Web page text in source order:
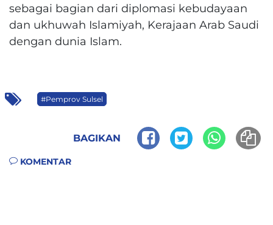
sebagai bagian dari diplomasi kebudayaan
dan ukhuwah Islamiyah, Kerajaan Arab Saudi
dengan dunia Islam.
#Pemprov Sulsel
BAGIKAN
KOMENTAR